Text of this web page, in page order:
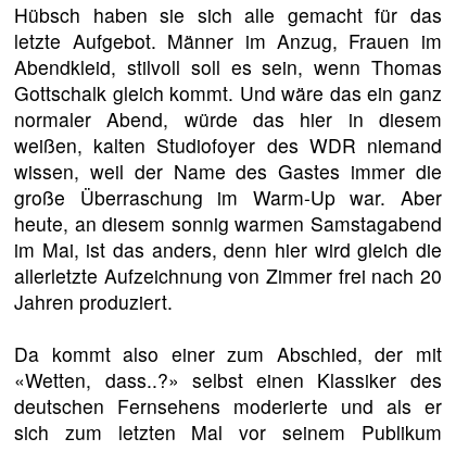
Hübsch haben sie sich alle gemacht für das
letzte Aufgebot. Männer im Anzug, Frauen im
Abendkleid, stilvoll soll es sein, wenn Thomas
Gottschalk gleich kommt. Und wäre das ein ganz
normaler Abend, würde das hier in diesem
weißen, kalten Studiofoyer des WDR niemand
wissen, weil der Name des Gastes immer die
große Überraschung im Warm-Up war. Aber
heute, an diesem sonnig warmen Samstagabend
im Mai, ist das anders, denn hier wird gleich die
allerletzte Aufzeichnung von Zimmer frei nach 20
Jahren produziert.
Da kommt also einer zum Abschied, der mit
«Wetten, dass..?» selbst einen Klassiker des
deutschen Fernsehens moderierte und als er
sich zum letzten Mal vor seinem Publikum